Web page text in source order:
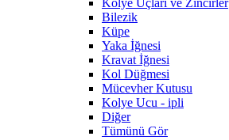
Kolye Uçları ve Zincirler
Bilezik
Küpe
Yaka İğnesi
Kravat İğnesi
Kol Düğmesi
Mücevher Kutusu
Kolye Ucu - ipli
Diğer
Tümünü Gör